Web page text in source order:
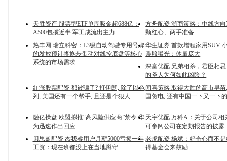
天胜资产 股票型ETF单周吸金超688亿：
A500包揽近半 军工成流出主力
方舟配资 浙商策略：中线方
颗红心、两手准备
热丰网 瑞立科密：L3级自动驾驶专用号牌
的发放预计将逐步带动对线控底盘等核心
系统的市场需求
华生证券 首款增程家用SUV
谍照曝光：体量庞大
深富优配 兄弟相杀，君臣相
的圣人为何如此凶险？
红涨股票配资 都被骗了? 打伊朗, 除了以色
列, 美国还有一个帮手, 且还是个狠人
闻喜策略 取得大胜的高市早
国贺电, 还有中国一下又一下
融亿操盘 欧盟拟推“高风险供应商”禁令 华
为迅速作出回应
天宇优配 万科A：关于公司相
可参阅公司在定期报告的披露
贝思盈配资 杰我睿用户月薪5000亏损一年
工资：现在班都没上在当地蹲守
老虎配资 杨斌：好奇心而不
得基金会来鼓励